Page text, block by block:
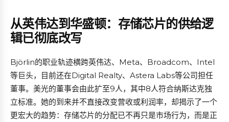
从英伟达到华盛顿：存储芯片的供给逻
辑已彻底改写
Björlin的职业轨迹横跨英伟达、Meta、Broadcom、Intel
等巨头，目前还在Digital Realty、Astera Labs等公司担任
董事。美光的董事会由此扩至9人，其中8人符合纳斯达克独
立标准。她的到来并不直接改变营收或利润率，却揭示了一个
更宏大的趋势：存储芯片的分配已不再只是市场行为，而是正